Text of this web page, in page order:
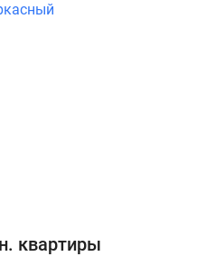
квартиры